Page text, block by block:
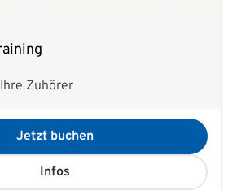
Zuhörer
Jetzt buchen
Infos